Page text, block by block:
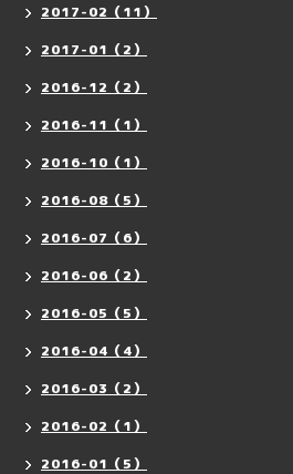
2017-02（11）
2017-01（2）
2016-12（2）
2016-11（1）
2016-10（1）
2016-08（5）
2016-07（6）
2016-06（2）
2016-05（5）
2016-04（4）
2016-03（2）
2016-02（1）
2016-01（5）